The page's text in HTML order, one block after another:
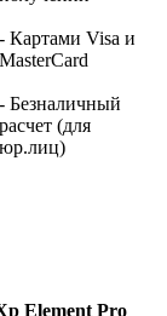
- Картами Visa и
MasterCard
- Безналичный
расчет (для
юр.лиц)
Element Pro